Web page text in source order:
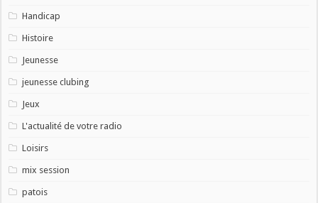
Handicap
Histoire
Jeunesse
jeunesse clubing
Jeux
L'actualité de votre radio
Loisirs
mix session
patois